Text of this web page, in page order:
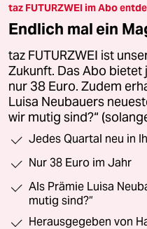
taz FUTURZWEI im Abo
Endlich mal ein
taz FUTURZWEI ist
Zukunft. Das Abo
nur 38 Euro. Zudem
Luisa Neubauers
wir mutig sind?“
Jedes Quartal neu in
Nur 38 Euro im Jahr
Als Prämie Luisa
mutig sind?“
Herausgegeben von